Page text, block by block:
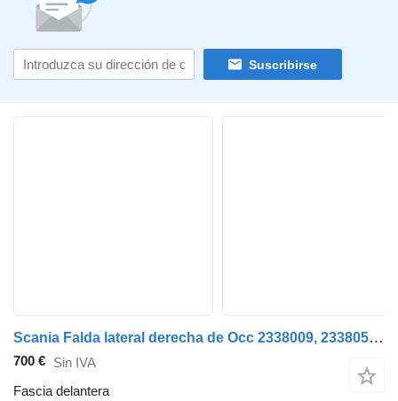
Suscribirse
Scania Falda lateral derecha de Occ 2338009, 2338058 fascia delantera para camión
700 € Sin IVA
Fascia delantera